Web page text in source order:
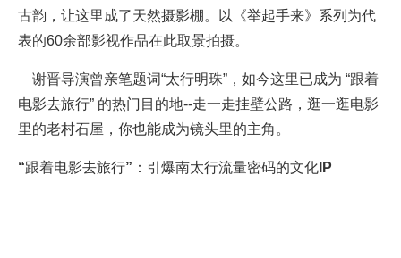
古韵，让这里成了天然摄影棚。以《举起手来》系列为代
表的60余部影视作品在此取景拍摄。
谢晋导演曾亲笔题词“太行明珠”，如今这里已成为 “跟着
电影去旅行” 的热门目的地--走一走挂壁公路，逛一逛电影
里的老村石屋，你也能成为镜头里的主角。
“跟着电影去旅行”：引爆南太行流量密码的文化IP